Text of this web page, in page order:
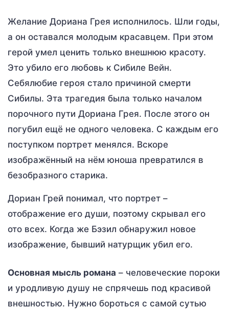
Желание Дориана Грея исполнилось. Шли годы,
а он оставался молодым красавцем. При этом
герой умел ценить только внешнюю красоту.
Это убило его любовь к Сибиле Вейн.
Себялюбие героя стало причиной смерти
Сибилы. Эта трагедия была только началом
порочного пути Дориана Грея. После этого он
погубил ещё не одного человека. С каждым его
поступком портрет менялся. Вскоре
изображённый на нём юноша превратился в
безобразного старика.
Дориан Грей понимал, что портрет –
отображение его души, поэтому скрывал его
ото всех. Когда же Бэзил обнаружил новое
изображение, бывший натурщик убил его.
Основная мысль романа – человеческие пороки
и уродливую душу не спрячешь под красивой
внешностью. Нужно бороться с самой сутью